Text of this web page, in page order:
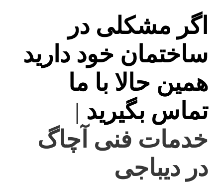
اگر مشکلی در
ساختمان خود دارید
همین حالا با ما
تماس بگیرید |
خدمات فنی آچاگ
در دیباجی